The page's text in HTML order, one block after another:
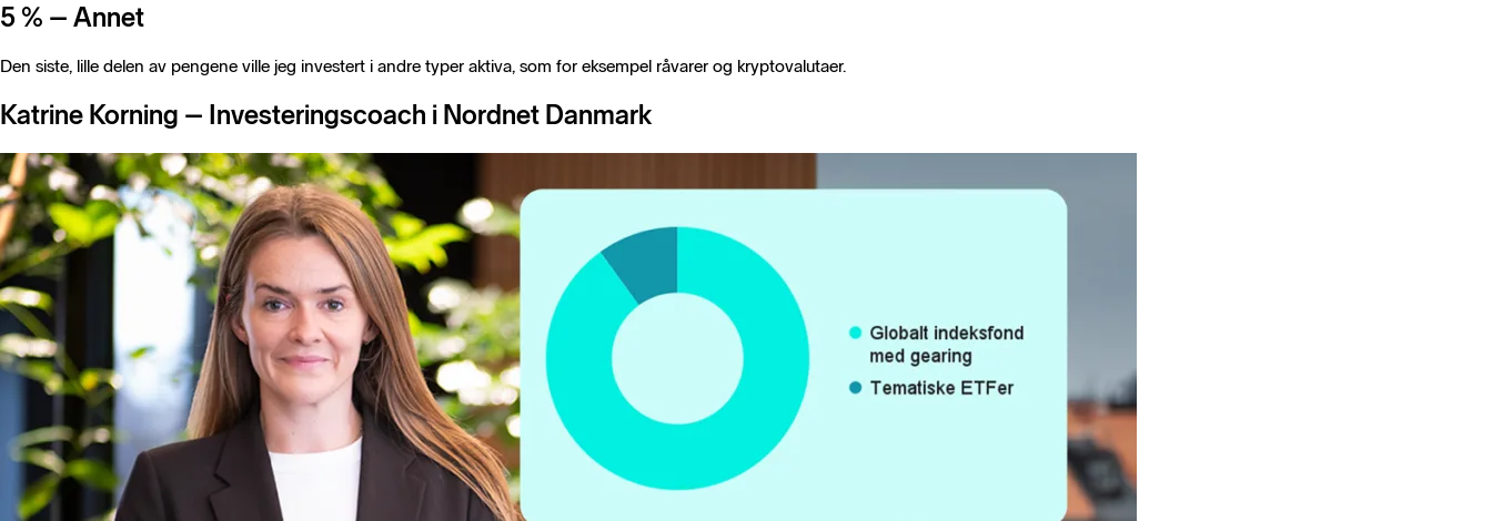
5 % – Annet
Den siste, lille delen av pengene ville jeg investert i andre typer aktiva, som for eksempel råvarer og kryptovalutaer.
Katrine Korning – Investeringscoach i Nordnet Danmark